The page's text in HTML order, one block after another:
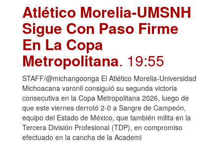
Atlético Morelia-UMSNH
Sigue Con Paso Firme
En La Copa
Metropolitana. 19:55
STAFF/@michangoonga El Atlético Morelia-Universidad
Michoacana varonil consiguió su segunda victoria
consecutiva en la Copa Metropolitana 2026, luego de
que este viernes derrotó 2-0 a Sangre de Campeón,
equipo del Estado de México, que también milita en la
Tercera División Profesional (TDP), en compromiso
efectuado en la cancha de la Academi